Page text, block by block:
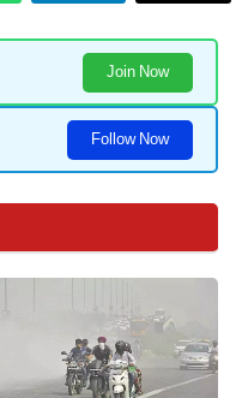
Join Now
Follow Now